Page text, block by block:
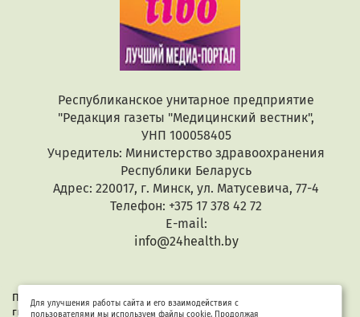
Республиканское унитарное предприятие
"Редакция газеты "Медицинский вестник",
УНП 100058405
Учредитель: Министерство здравоохранения
Республики Беларусь
Адрес: 220017, г. Минск, ул. Матусевича, 77-4
Телефон: +375 17 378 42 72
E-mail:
info@24health.by
При копировании или цитировании текстов активная
гиперссылка обязательна. Все материалы защищены законом
Для улучшения работы сайта и его взаимодействия с
пользователями мы используем файлы cookie. Продолжая